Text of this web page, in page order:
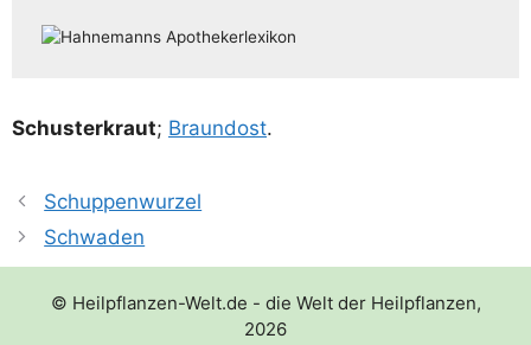
Schus­ter­kraut; Braun­d­ost.
Schuppenwurzel
Schwaden
© Heilpflanzen-Welt.de - die Welt der Heilpflanzen,
2026